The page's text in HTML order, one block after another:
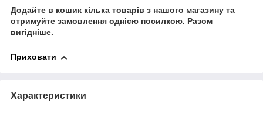
Додайте в кошик кілька товарів з нашого магазину та
отримуйте замовлення однією посилкою. Разом
вигідніше.
Приховати
Характеристики